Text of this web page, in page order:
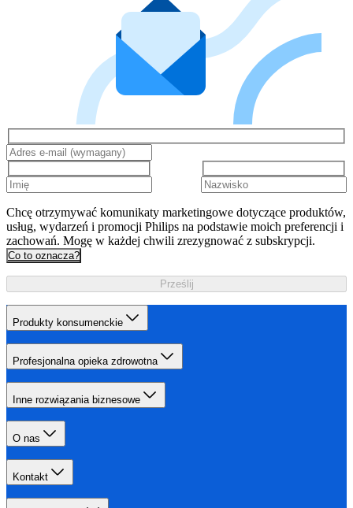
Chcę otrzymywać komunikaty marketingowe dotyczące produktów,
usług, wydarzeń i promocji Philips na podstawie moich preferencji i
zachowań. Mogę w każdej chwili zrezygnować z subskrypcji.
Co to oznacza?
Prześlij
Produkty konsumenckie
Profesjonalna opieka zdrowotna
Inne rozwiązania biznesowe
O nas
Kontakt